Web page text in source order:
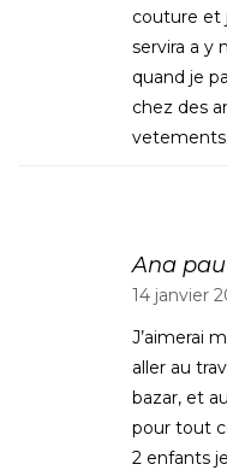
couture et
servira a y
quand je
chez des
vetements.
Ana pau
14 janvier
J’aimerai
aller au
bazar, et
pour tout
2 enfants